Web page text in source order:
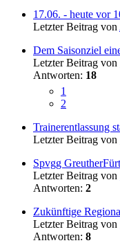
17.06. - heute vor
Letzter Beitrag von
Dem Saisonziel
Letzter Beitrag von
Antworten: 18
1
2
Trainerentlassung
Letzter Beitrag von
Spvgg
Letzter Beitrag von
Antworten: 2
Zukünftige
Letzter Beitrag von
Antworten: 8